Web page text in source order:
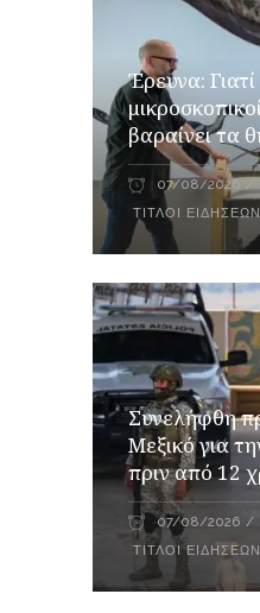
Έρευνα:
βαραίνει τα
07/08/2026
ΤΊΤΛΟΙ
Συνελήφθη
Μεξικό για
πριν από 12
07/08/2026
ΤΊΤΛΟΙ ΕΙΔΉΣΕΩΝ